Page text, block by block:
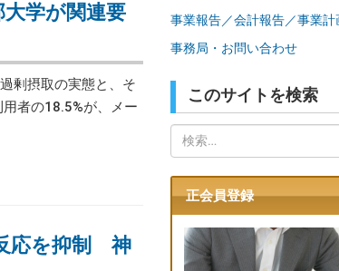
学が関連要
剰摂取の実態と、そ
者の18.5%が、メー
応を抑制 神
事業報告／会計報告／事業計
事務局・お問い合わせ
このサイトを検索
索:
正会員登録